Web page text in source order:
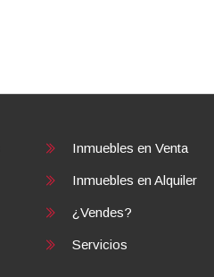
Inmuebles en Venta
Inmuebles en Alquiler
¿Vendes?
Servicios